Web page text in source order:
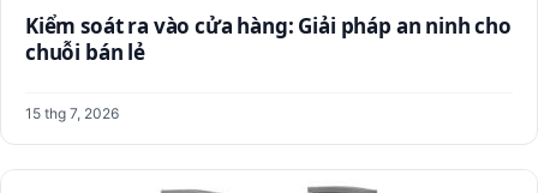
Kiểm soát ra vào cửa hàng: Giải pháp an ninh cho
chuỗi bán lẻ
15 thg 7, 2026